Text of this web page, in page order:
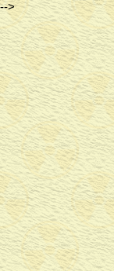
-->